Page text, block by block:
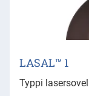
LASAL™ 1
Typpi